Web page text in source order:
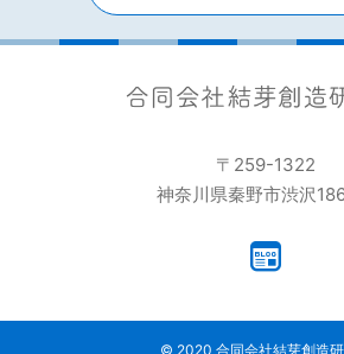
〒259-1322
神奈川県秦野市渋沢
© 2020 合同会社結芽創造